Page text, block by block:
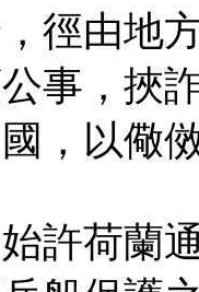
徑由地
事，挾
，以儆
許荷蘭